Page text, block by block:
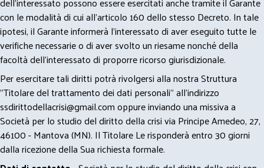
con le modalità di cui all’articolo 160 dello stesso Decreto. In tale
ipotesi, il Garante informerà l’interessato di aver eseguito tutte le
verifiche necessarie o di aver svolto un riesame nonché della
facoltà dell’interessato di proporre ricorso giurisdizionale.
Per esercitare tali diritti potrà rivolgersi alla nostra Struttura
"Titolare del trattamento dei dati personali" all'indirizzo
ssdirittodellacrisi@gmail.comoppure inviando una missiva a
Società per lo studio del diritto della crisi via Principe Amedeo, 27,
46100 - Mantova (MN). Il Titolare Le risponderà entro 30 giorni
dalla ricezione della Sua richiesta formale.